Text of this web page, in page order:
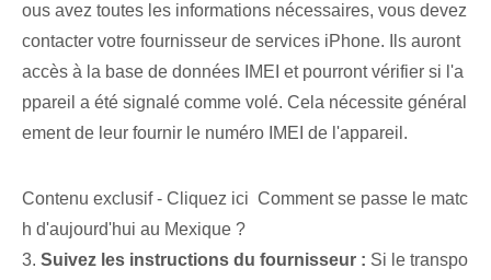
ous avez toutes les informations nécessaires, vous devez
contacter votre fournisseur de services iPhone. Ils auront
accès à la base de données IMEI et pourront vérifier si l'a
ppareil a été signalé comme volé. Cela nécessite général
ement de leur fournir le numéro IMEI de l'appareil.
Contenu exclusif - Cliquez ici Comment se passe le matc
h d'aujourd'hui au Mexique ?
3. Suivez les instructions du fournisseur : Si le transpo